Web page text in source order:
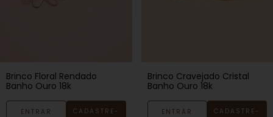
Brinco Floral Rendado
Banho Ouro 18k
ENTRAR CADASTRE-
Brinco Cravejado Cristal
Banho Ouro 18k
ENTRAR CADASTRE-